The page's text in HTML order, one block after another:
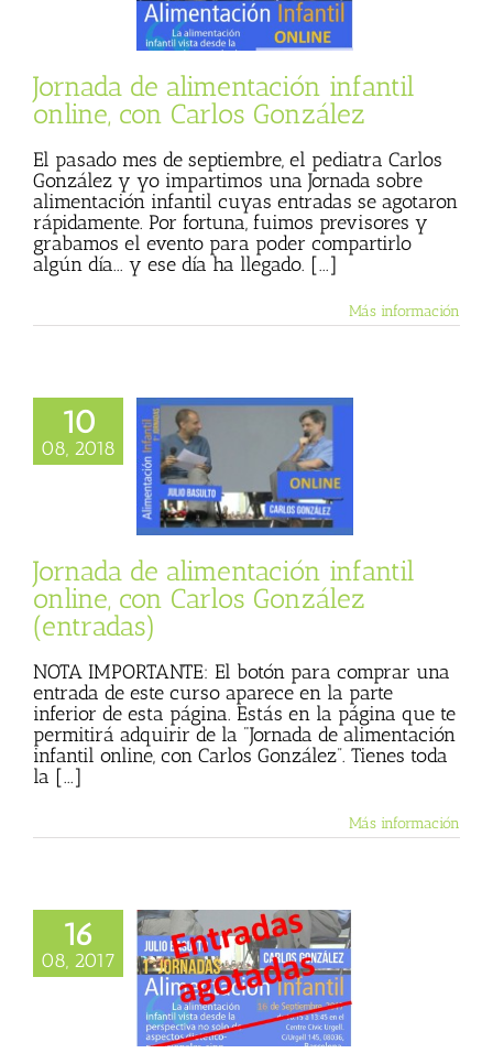
Jornada de alimentación infantil
online, con Carlos González
El pasado mes de septiembre, el pediatra Carlos
González y yo impartimos una Jornada sobre
alimentación infantil cuyas entradas se agotaron
rápidamente. Por fortuna, fuimos previsores y
grabamos el evento para poder compartirlo
algún día... y ese día ha llegado. [...]
Más información
10
08, 2018
de alimentación
Jornada de alimentación infantil
online, con Carlos González
(entradas)
NOTA IMPORTANTE: El botón para comprar una
entrada de este curso aparece en la parte
inferior de esta página. Estás en la página que te
permitirá adquirir de la "Jornada de alimentación
infantil online, con Carlos González”. Tienes toda
la [...]
Más información
16
08, 2017
las entradas
y online) de
Jornada de